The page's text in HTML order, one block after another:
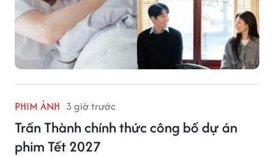
PHIM ẢNH 3 giờ trước
Trấn Thành chính thức công bố dự án
phim Tết 2027